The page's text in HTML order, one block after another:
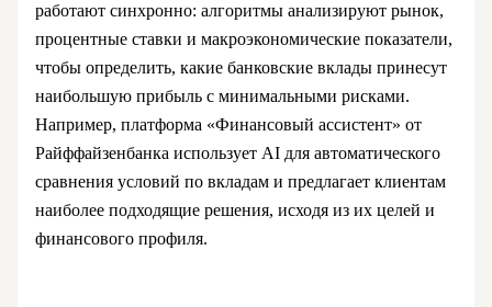
работают синхронно: алгоритмы анализируют рынок,
процентные ставки и макроэкономические показатели,
чтобы определить, какие банковские вклады принесут
наибольшую прибыль с минимальными рисками.
Например, платформа «Финансовый ассистент» от
Райффайзенбанка использует AI для автоматического
сравнения условий по вкладам и предлагает клиентам
наиболее подходящие решения, исходя из их целей и
финансового профиля.